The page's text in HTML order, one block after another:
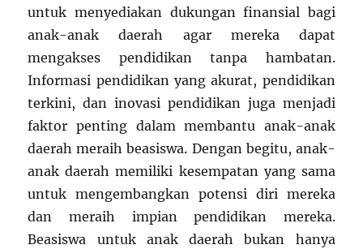
untuk menyediakan dukungan finansial bagi
anak-anak daerah agar mereka dapat
mengakses pendidikan tanpa hambatan.
Informasi pendidikan yang akurat, pendidikan
terkini, dan inovasi pendidikan juga menjadi
faktor penting dalam membantu anak-anak
daerah meraih beasiswa. Dengan begitu, anak-
anak daerah memiliki kesempatan yang sama
untuk mengembangkan potensi diri mereka
dan meraih impian pendidikan mereka.
Beasiswa untuk anak daerah bukan hanya